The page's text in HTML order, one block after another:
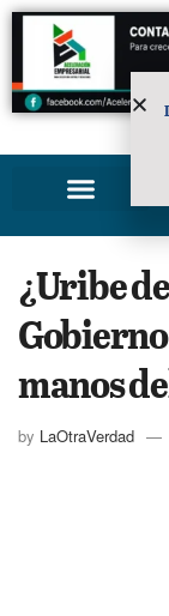
¿Uribe
manos
by LaOtraVerdad